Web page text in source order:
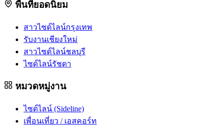
พื้นที่ยอดนิยม
สาวไซด์ไลน์กรุงเทพ
รับงานเชียงใหม่
สาวไซด์ไลน์ชลบุรี
ไซด์ไลน์รัชดา
หมวดหมู่งาน
ไซด์ไลน์ (Sideline)
เพื่อนเที่ยว / เอสคอร์ท